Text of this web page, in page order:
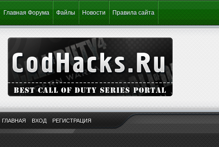
Главная Форума Файлы Новости Правила сайта
ГЛАВНАЯ ВХОД РЕГИСТРАЦИЯ